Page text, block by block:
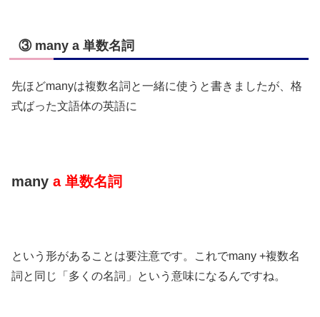
③ many a 単数名詞
先ほどmanyは複数名詞と一緒に使うと書きましたが、格
式ばった文語体の英語に
many a 単数名詞
という形があることは要注意です。これでmany +複数名
詞と同じ「多くの名詞」という意味になるんですね。